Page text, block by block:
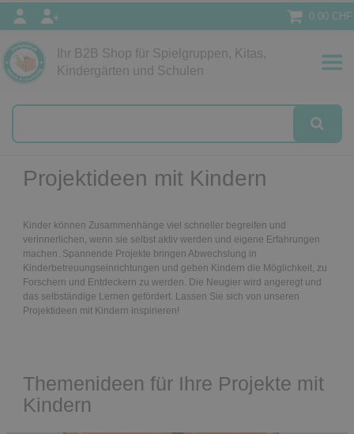
0.00 CHF
Ihr B2B Shop für Spielgruppen, Kitas,
Kindergärten und Schulen
Papeterie
Projektideen mit Kindern
Kinder können Zusammenhänge viel schneller begreifen und
verinnerlichen, wenn sie selbst aktiv werden und eigene Erfahrungen
machen. Spannende Projekte bringen Abwechslung in
Kinderbetreuungseinrichtungen und geben Kindern die Möglichkeit, zu
Forschern und Entdeckern zu werden. Die Neugier wird angeregt und
das selbständige Lernen gefördert. Lassen Sie sich von unseren
Projektideen mit Kindern inspirieren!
Themenideen für Ihre Projekte mit
Kindern